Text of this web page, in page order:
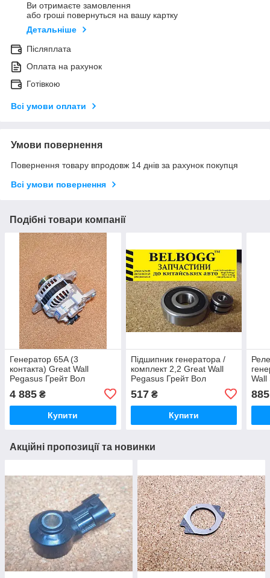
Ви отримаєте замовлення
або гроші повернуться на вашу картку
Детальніше
Післяплата
Оплата на рахунок
Готівкою
Всі умови оплати
Умови повернення
Повернення товару впродовж 14 днів за рахунок покупця
Всі умови повернення
Подібні товари компанії
Генератор 65A (3
контакта) Great Wall
Pegasus Грейт Вол
4 885 ₴
Купити
Підшипник генератора /
комплект 2,2 Great Wall
Pegasus Грейт Вол
517₴
Купити
885
Акційні пропозиції та новинки